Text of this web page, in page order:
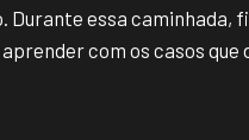
essa caminhada,
com os casos